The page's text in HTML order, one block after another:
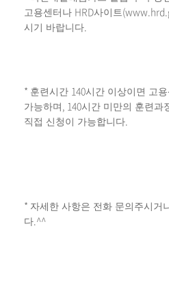
고용센터나 HRD사이트
시기 바랍니다.
* 훈련시간 140시간 이상이면 고
가능하며 , 140시간 미만의 훈련과
직접 신청이 가능합니다.
* 자세한 사항은 전화 문의주시거
다.^^